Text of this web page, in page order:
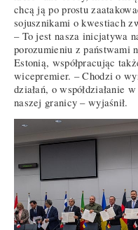
chcą ją po prostu
sojusznikami o kwestiach
– To jest nasza inicjatywa
porozumieniu z państwami
Estonią, współpracując
wicepremier. – Chodzi o
działań, o współdziałanie
naszej granicy – wyjaśnił.